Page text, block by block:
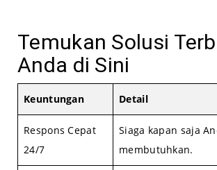
Temukan Solusi
Anda di Sini
Keuntungan Detail
Respons Cepat
24/7
Siaga kapan saja
membutuhkan.